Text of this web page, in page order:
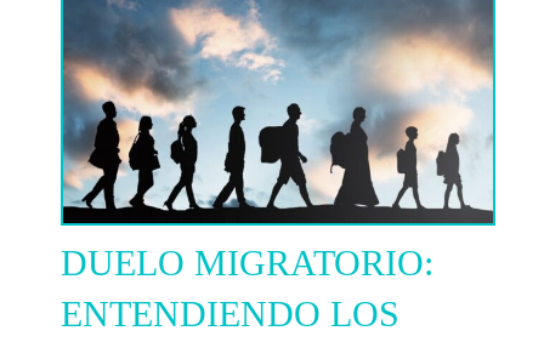
DUELO MIGRATORIO:
ENTENDIENDO LOS